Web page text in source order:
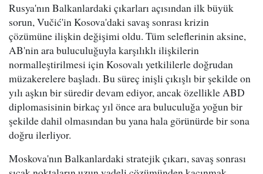
Rusya'nın Balkanlardaki çıkarları açısından ilk büyük
sorun, Vučić'in Kosova'daki savaş sonrası krizin
çözümüne ilişkin değişimi oldu. Tüm seleflerinin aksine,
AB'nin ara buluculuğuyla karşılıklı ilişkilerin
normalleştirilmesi için Kosovalı yetkililerle doğrudan
müzakerelere başladı. Bu süreç inişli çıkışlı bir şekilde on
yılı aşkın bir süredir devam ediyor, ancak özellikle ABD
diplomasisinin birkaç yıl önce ara buluculuğa yoğun bir
şekilde dahil olmasından bu yana hala görünürde bir sona
doğru ilerliyor.
Moskova'nın Balkanlardaki stratejik çıkarı, savaş sonrası